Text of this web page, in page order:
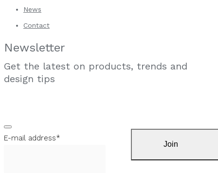
News
Contact
Newsletter
Get the latest on products, trends and
design tips
E-mail address*
Join